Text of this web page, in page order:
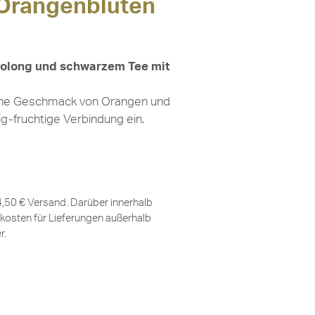
und schwarzem Tee mit
Geschmack von Orangen und
fruchtige Verbindung ein.
€ Versand. Darüber innerhalb
für Lieferungen außerhalb
.